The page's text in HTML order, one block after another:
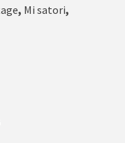
, Mi satori,